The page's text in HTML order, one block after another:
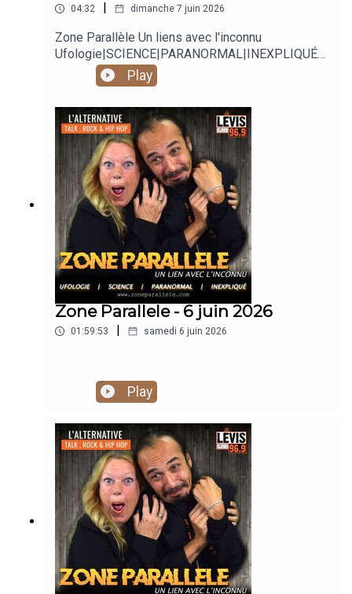
04:32 dimanche 7 juin 2026
Zone Parallèle Un liens avec l'inconnu
Ufologie|SCIENCE|PARANORMAL|INEXPLIQUÉ
Animé par Carole Lauzé, SteveZ
https://www.facebook.com/zoneparallele
https://www.facebook.com/SteveZ582
https://www.zoneparallele.com/
https://twitter.com/zoneparallele
https://www.youtube.com/@zoneparallele
Play
Zone Parallele - 6 juin 2026
01:59:53 samedi 6 juin 2026
Play